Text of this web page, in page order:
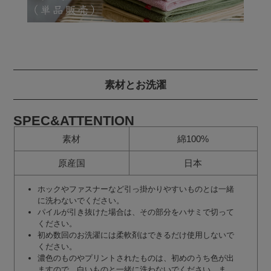
素材とお洗濯
SPEC&ATTENTION
素材 綿100%
原産国 日本
ホックやファスナーなど引っ掛かりやすいものとは一緒
に洗わないでください。
パイルが引き抜けた場合は、その部分をハサミで切って
ください。
初め数回のお洗濯には柔軟剤はできるだけ使用しないで
ください。
濃色のものやプリントされたものは、初めのうち色が出